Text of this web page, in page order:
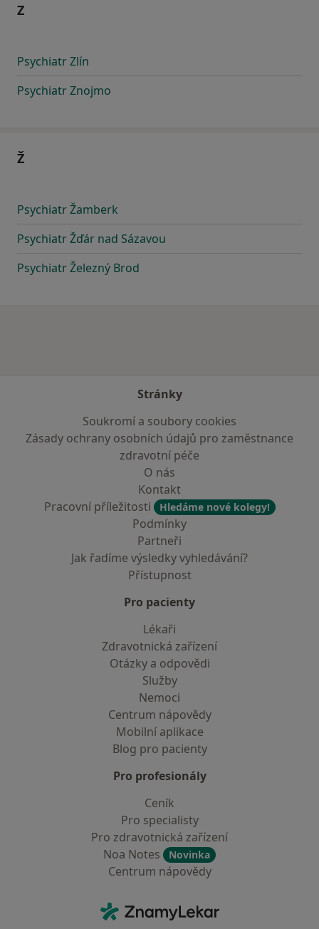
Z
Psychiatr Zlín
Psychiatr Znojmo
Ž
Psychiatr Žamberk
Psychiatr Žďár nad Sázavou
Psychiatr Železný Brod
Stránky
Soukromí a soubory cookies
Zásady ochrany osobních údajů pro zaměstnance
zdravotní péče
O nás
Kontakt
Pracovní příležitosti
Hledáme nové kolegy!
Podmínky
Partneři
Jak řadíme výsledky vyhledávání?
Přístupnost
Pro pacienty
Lékaři
Zdravotnická zařízení
Otázky a odpovědi
Služby
Nemoci
Centrum nápovědy
Mobilní aplikace
Blog pro pacienty
Pro profesionály
Ceník
Pro specialisty
Pro zdravotnická zařízení
Noa Notes
Novinka
Centrum nápovědy
ZnamyLekar - Hlavní stránka